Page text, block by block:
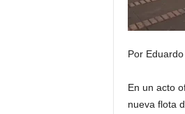
Por
En un acto
nueva flota